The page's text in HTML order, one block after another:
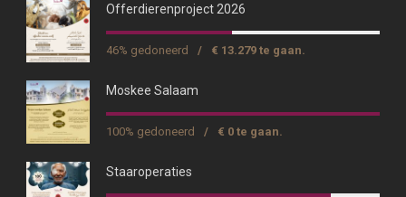
Offerdierenproject 2026
46% gedoneerd / € 13.279 te gaan.
Moskee Salaam
100% gedoneerd / € 0 te gaan.
Staaroperaties